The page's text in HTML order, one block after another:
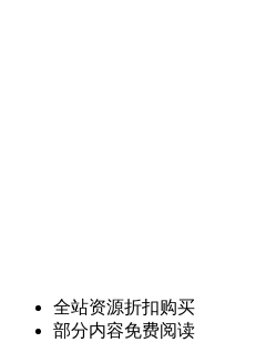
全站资源折扣购买
部分内容免费阅读